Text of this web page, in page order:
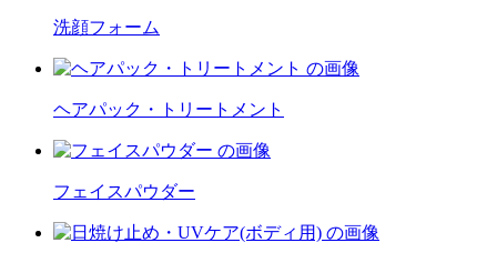
洗顔フォーム
ヘアパック・トリートメント
フェイスパウダー